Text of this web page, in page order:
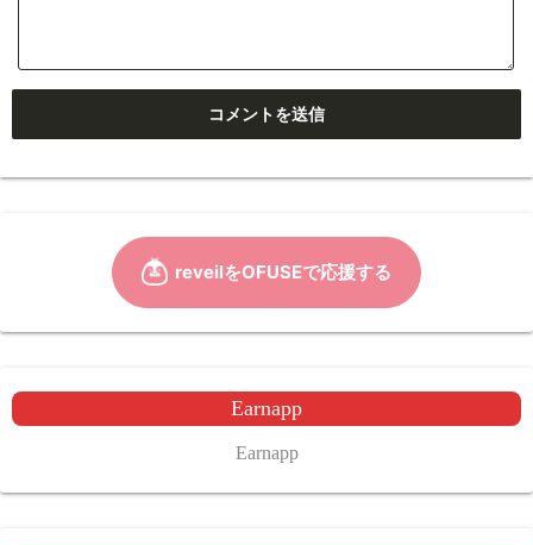
Earnapp
Earnapp